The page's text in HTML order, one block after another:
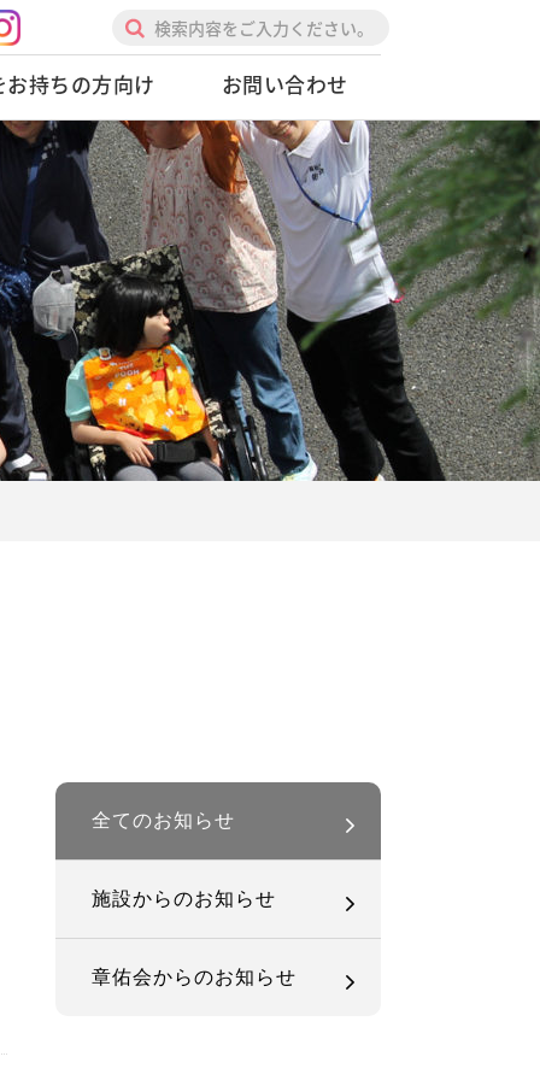
お持ちの方向け お問い合わせ
全てのお知らせ
施設からのお知らせ
章佑会からのお知らせ